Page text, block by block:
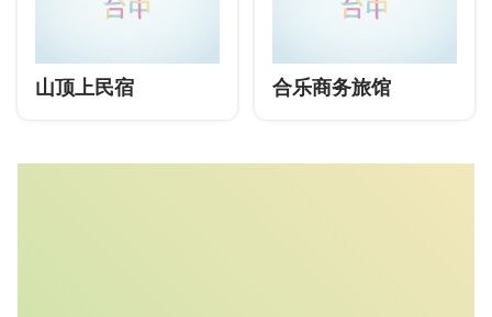
山顶上民宿 合乐商务旅馆